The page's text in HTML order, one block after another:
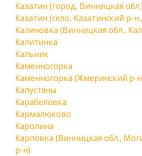
Казатин (город, Винницкая
Казатин (село, Казатинский р-
Калиновка (Винницкая обл.,
Калитинка
Кальник
Каменногорка
Каменногорка (Жмеринский р-
Капустяны
Карабеловка
Кармалюково
Каролина
Карповка (Винницкая обл.,
р-н)